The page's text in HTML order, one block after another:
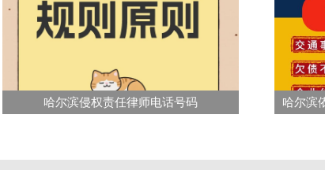
哈尔滨侵权责任律师电话号码